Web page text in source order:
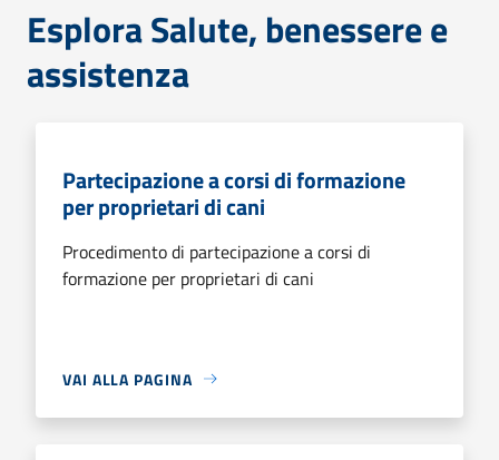
Esplora Salute, benessere e
assistenza
Partecipazione a corsi di formazione
per proprietari di cani
Procedimento di partecipazione a corsi di
formazione per proprietari di cani
VAI ALLA PAGINA